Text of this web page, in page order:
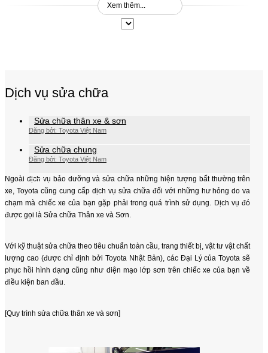
Xem thêm...
Dịch vụ sửa chữa
Sửa chữa thân xe & sơn
Đăng bởi: Toyota Việt Nam
Sửa chữa chung
Đăng bởi: Toyota Việt Nam
Ngoài dịch vụ bảo dưỡng và sửa chữa những hiện tượng bất thường trên
xe, Toyota cũng cung cấp dịch vụ sửa chữa đối với những hư hỏng do va
chạm mà chiếc xe của bạn gặp phải trong quá trình sử dụng. Dịch vụ đó
được gọi là Sửa chữa Thân xe và Sơn.
Với kỹ thuật sửa chữa theo tiêu chuẩn toàn cầu, trang thiết bị, vật tư vật chất
lượng cao (được chỉ định bởi Toyota Nhật Bản), các Đại Lý của Toyota sẽ
phục hồi hình dạng cũng như diện mạo lớp sơn trên chiếc xe của bạn về
điều kiện ban đầu.
[Quy trình sửa chữa thân xe và sơn]